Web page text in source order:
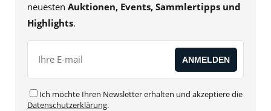
neuesten Auktionen, Events, Sammlertipps und
Highlights.
Ich möchte Ihren Newsletter erhalten und akzeptiere die
Datenschutzerklärung.